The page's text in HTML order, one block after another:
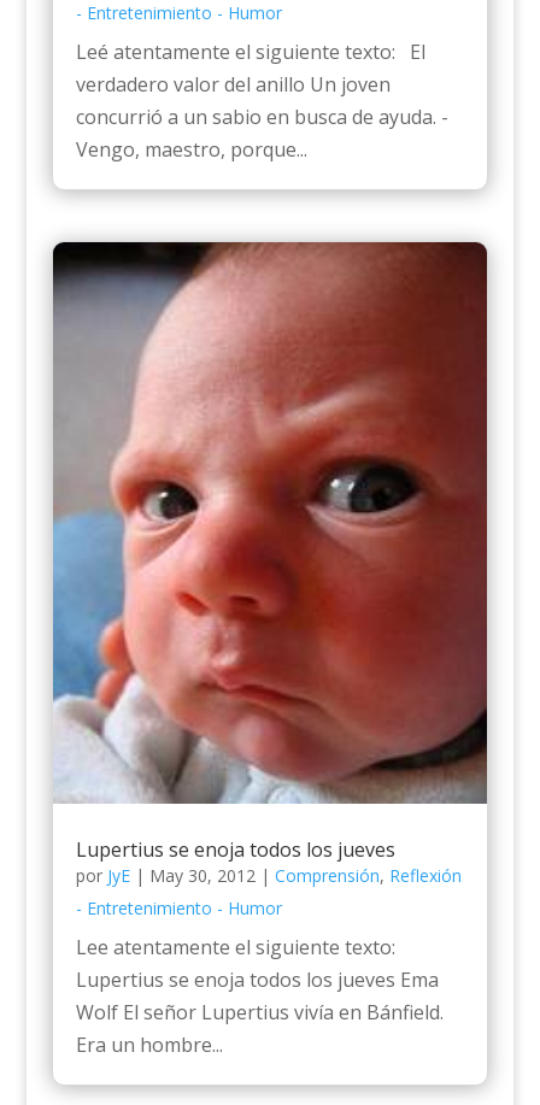
- Entretenimiento - Humor
Leé atentamente el siguiente texto: El
verdadero valor del anillo Un joven
concurrió a un sabio en busca de ayuda. -
Vengo, maestro, porque...
Lupertius se enoja todos los jueves
por JyE| May 30, 2012| Comprensión, Reflexión
- Entretenimiento - Humor
Lee atentamente el siguiente texto:
Lupertius se enoja todos los jueves Ema
Wolf El señor Lupertius vivía en Bánfield.
Era un hombre...